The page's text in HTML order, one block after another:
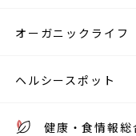
オーガニックライフ
ヘルシースポット
健康・食情報総